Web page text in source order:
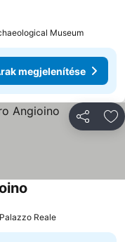
Museum
megjelenítése
Reale